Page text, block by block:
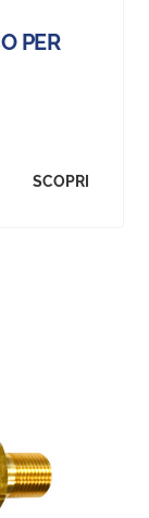
PER
SCOPRI